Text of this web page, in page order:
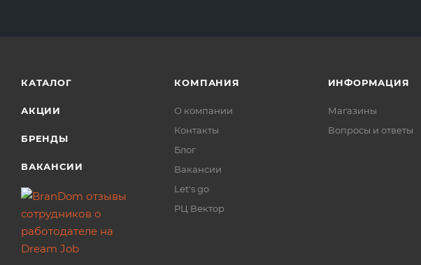
КАТАЛОГ
АКЦИИ
БРЕНДЫ
ВАКАНСИИ
КОМПАНИЯ
О компании
Контакты
Блог
Вакансии
Let's go
РЦ Вектор
ИНФОРМАЦИЯ
Магазины
Вопросы и ответы